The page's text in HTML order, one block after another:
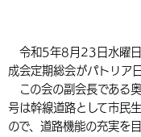
英語（English）
中国語（繁体字）
税金
環境・衛生
選挙
農林水産業
都市整備
施設情報
手当・助成
相談・支援・情報
観光・移住
観光なび
遊ぶ・体験する
市政情報
中津市について
令和5年8月23日水曜
成会定期総会がパトリア
この会の副会長である
号は幹線道路として市民
ので、道路機能の充実を